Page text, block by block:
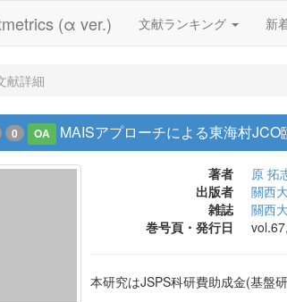
(α ver.) 文献ランキング 新
献詳細
0 OA MAISアプローチによる東海村
著者
原 拓
出版者
關西
雑誌
關西
巻号頁・発行日
本研究はJSPS科研費助成金(基盤